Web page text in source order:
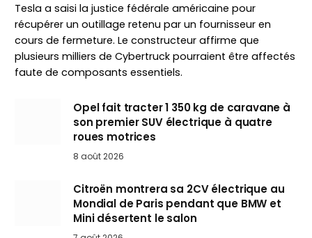
Tesla a saisi la justice fédérale américaine pour
récupérer un outillage retenu par un fournisseur en
cours de fermeture. Le constructeur affirme que
plusieurs milliers de Cybertruck pourraient être affectés
faute de composants essentiels.
Opel fait tracter 1 350 kg de caravane à
son premier SUV électrique à quatre
roues motrices
8 août 2026
Citroën montrera sa 2CV électrique au
Mondial de Paris pendant que BMW et
Mini désertent le salon